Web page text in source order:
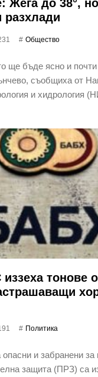
Жега до 38°,
разхлади
Общество
ще бъде ясно и
съобщиха от
и хидрология
тонове
Политика
опасни и забранени
защита (ПРЗ) са